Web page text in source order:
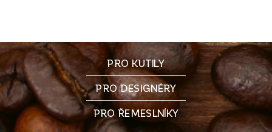
PRO KUTILY
PRO DESIGNÉRY
PRO ŘEMESLNÍKY